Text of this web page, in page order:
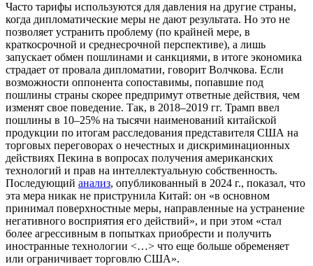
Часто тарифы используются для давления на другие страны,
когда дипломатические меры не дают результата. Но это не
позволяет устранить проблему (по крайней мере, в
краткосрочной и среднесрочной перспективе), а лишь
запускает обмен пошлинами и санкциями, в итоге экономика
страдает от провала дипломатии, говорит Волчкова. Если
возможности оппонента сопоставимы, попавшие под
пошлины страны скорее предпримут ответные действия, чем
изменят свое поведение. Так, в 2018–2019 гг. Трамп ввел
пошлины в 10–25% на тысячи наименований китайской
продукции по итогам расследования представителя США на
торговых переговорах о нечестных и дискриминационных
действиях Пекина в вопросах получения американских
технологий и прав на интеллектуальную собственность.
Последующий анализ, опубликованный в 2024 г., показал, что
эта мера никак не приструнила Китай: он «в основном
принимал поверхностные меры, направленные на устранение
негативного восприятия его действий», и при этом «стал
более агрессивным в попытках приобрести и получить
иностранные технологии <…> что еще больше обременяет
или ограничивает торговлю США».